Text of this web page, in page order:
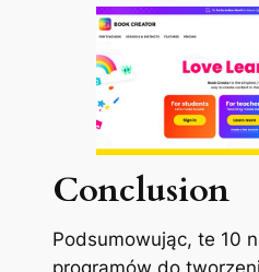
Conclusion
Podsumowując, te 10
programów do